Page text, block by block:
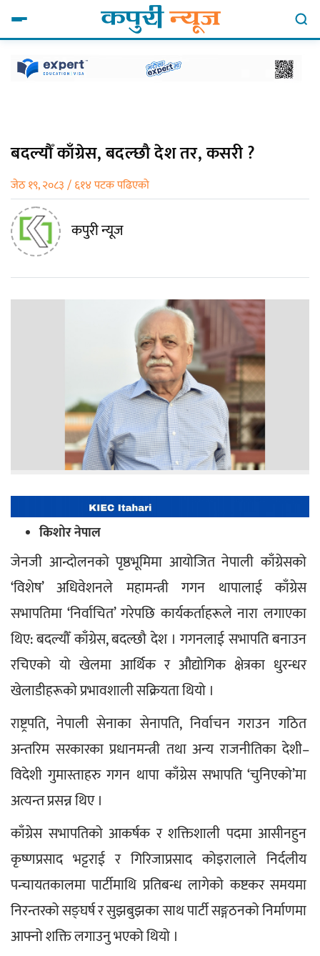
बदल्यौँ काँग्रेस, बदल्छौ देश तर, कसरी ?
जेठ १९, २०८३ / ६१४ पटक पढिएको
कपुरी न्यूज
किशोर नेपाल
जेनजी आन्दोलनको पृष्ठभूमिमा आयोजित नेपाली काँग्रेसको
‘विशेष’ अधिवेशनले महामन्त्री गगन थापालाई काँग्रेस
सभापतिमा ‘निर्वाचित’ गरेपछि कार्यकर्ताहरूले नारा लगाएका
थिए: बदल्यौँ काँग्रेस, बदल्छौ देश । गगनलाई सभापति बनाउन
रचिएको यो खेलमा आर्थिक र औद्योगिक क्षेत्रका धुरन्धर
खेलाडीहरूको प्रभावशाली सक्रियता थियो ।
राष्ट्रपति, नेपाली सेनाका सेनापति, निर्वाचन गराउन गठित
अन्तरिम सरकारका प्रधानमन्त्री तथा अन्य राजनीतिका देशी–
विदेशी गुमास्ताहरु गगन थापा काँग्रेस सभापति ‘चुनिएको’मा
अत्यन्त प्रसन्न थिए ।
काँग्रेस सभापतिको आकर्षक र शक्तिशाली पदमा आसीनहुन
कृष्णप्रसाद भट्टराई र गिरिजाप्रसाद कोइरालाले निर्दलीय
पन्चायतकालमा पार्टीमाथि प्रतिबन्ध लागेको कष्टकर समयमा
निरन्तरको सङ्घर्ष र सुझबुझका साथ पार्टी सङ्गठनको निर्माणमा
आफ्नो शक्ति लगाउनु भएको थियो ।